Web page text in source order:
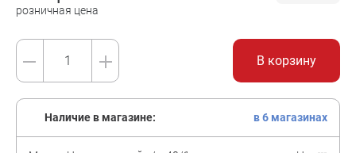
розничная цена
В корзину
Наличие в магазине: в 6 магазинах